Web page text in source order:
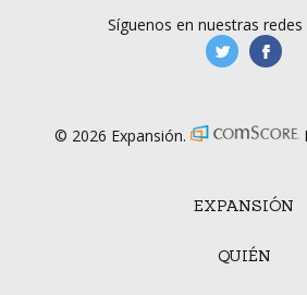
EXPANSIÓN
QUIÉN
Síguenos en nuestras redes
© 2026 Expansión.